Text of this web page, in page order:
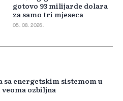
gotovo 93 milijarde dolara
za samo tri mjeseca
05. 08. 2026.
sa energetskim sistemom u
ozbiljna